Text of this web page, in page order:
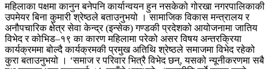
महिलाका पक्षमा कानुन बनेपनि कार्यान्वयन हुन नसकेको गोरखा नगरपालिकाकी
उपमेयर बिना कुमारी श्रेष्ठले बताउनुभयो । सामाजिक विकास मन्त्रालय र
अनौपचारिक क्षेत्र सेवा केन्द्र (इन्सेक) गण्डकी प्रदेशको आयोजनामा जातिय
विभेद र कोभिड–१९ का कारण महिलामा परेको असर विषय अन्तरक्रिया
कार्यक्रममा बोल्दै कार्यक्रमकी प्रमुख अतिथि श्रेष्ठले समाजमा विभेद रहेको
कुरा बताउनुभयो । ‘समाज र परिवार भित्रै विभेद छन्, यसको न्यूनीकरणमा सबै